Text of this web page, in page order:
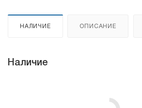
НАЛИЧИЕ ОПИСАНИЕ
Наличие